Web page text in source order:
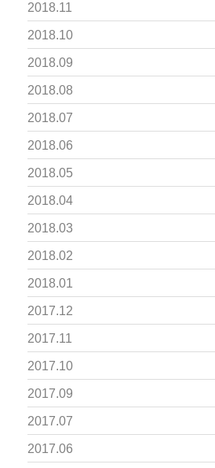
2018.11
2018.10
2018.09
2018.08
2018.07
2018.06
2018.05
2018.04
2018.03
2018.02
2018.01
2017.12
2017.11
2017.10
2017.09
2017.07
2017.06